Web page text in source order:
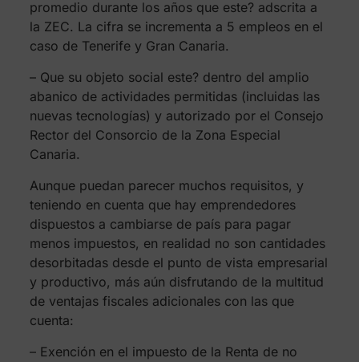
promedio durante los años que este? adscrita a
la ZEC. La cifra se incrementa a 5 empleos en el
caso de Tenerife y Gran Canaria.
– Que su objeto social este? dentro del amplio
abanico de actividades permitidas (incluidas las
nuevas tecnologías) y autorizado por el Consejo
Rector del Consorcio de la Zona Especial
Canaria.
Aunque puedan parecer muchos requisitos, y
teniendo en cuenta que hay emprendedores
dispuestos a cambiarse de país para pagar
menos impuestos, en realidad no son cantidades
desorbitadas desde el punto de vista empresarial
y productivo, más aún disfrutando de la multitud
de ventajas fiscales adicionales con las que
cuenta:
– Exención en el impuesto de la Renta de no